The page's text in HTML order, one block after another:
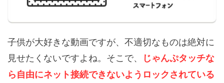
子供が大好きな動画ですが、不適切なものは絶対に
見せたくないですよね。そこで、
じゃんぷタッチな
ら自由にネット接続できないようロックされている